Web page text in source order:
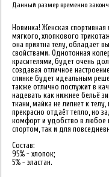
Данный размер временно
Новинка! Женская
мягкого, хлопкового
она приятна телу, обладает
свойствами. Однотонная
красителями, будет очень
создавая отличное
спинке будет идеальным
также отлично послужит в
надевать как нижнее бельё
ткани, майка не липнет к
прекрасно отдаёт тепло, но
комфорт и удобство в любое
спортом, так и для
Состав:
95% - хлопок;
5% - эластан.